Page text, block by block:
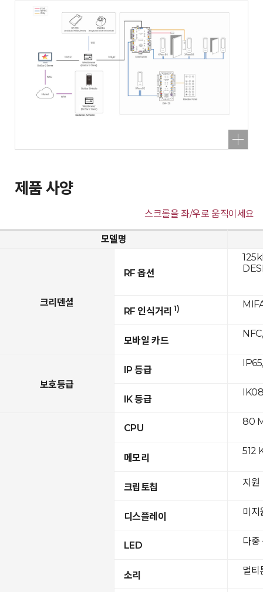
제품 사양
스크롤을 좌/우로 움직이세요
모델명
크리덴셜
RF 옵션
RF 인식거리 1)
모바일 카드
보호등급
IP 등급
IK 등급
CPU
메모리
크립토칩
디스플레이
LED
소리
80
512
지원
미지
다중
멀티